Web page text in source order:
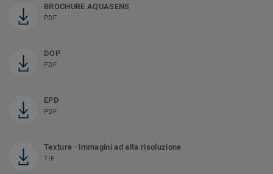
BROCHURE AQUASENS
PDF
DOP
PDF
EPD
PDF
Texture - immagini ad alta risoluzione
TIF